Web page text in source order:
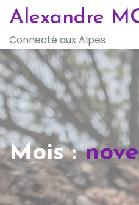
Skip
content
Alexandre
Connecté aux Alpes
Mois :